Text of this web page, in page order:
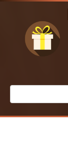
Перейти
контенту
Поиск: